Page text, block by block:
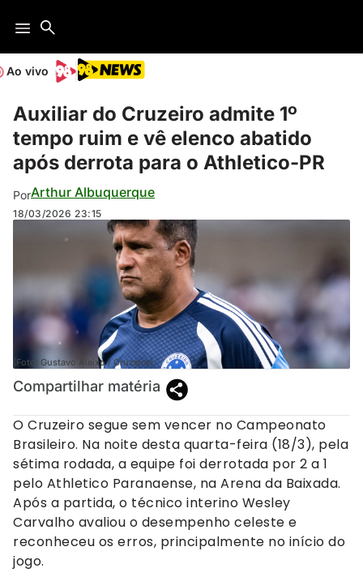
Ao vivo
Auxiliar do Cruzeiro admite 1º
tempo ruim e vê elenco abatido
após derrota para o Athletico-PR
PorArthur Albuquerque
18/03/2026 23:15
(Foto: Gustavo Aleixo / Cruzeiro)
Compartilhar matéria
O Cruzeiro segue sem vencer no Campeonato
Brasileiro. Na noite desta quarta-feira (18/3), pela
sétima rodada, a equipe foi derrotada por 2 a 1
pelo Athletico Paranaense, na Arena da Baixada.
Após a partida, o técnico interino Wesley
Carvalho avaliou o desempenho celeste e
reconheceu os erros, principalmente no início do
jogo.